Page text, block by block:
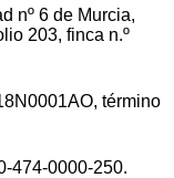
nº 6 de Murcia,
203, finca n.º
término
474-0000-250.